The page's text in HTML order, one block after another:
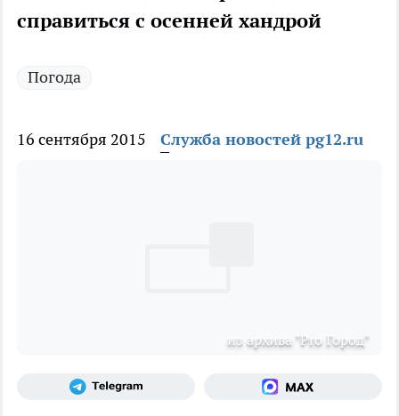
справиться с осенней хандрой
Погода
16 сентября 2015 Служба новостей pg12.ru
из архива "Pro Город"